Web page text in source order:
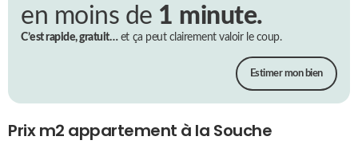
en moins de 1 minute.
C’est rapide, gratuit…et ça peut clairement valoir le coup.
Estimer mon bien
Prix m2 appartement à la Souche